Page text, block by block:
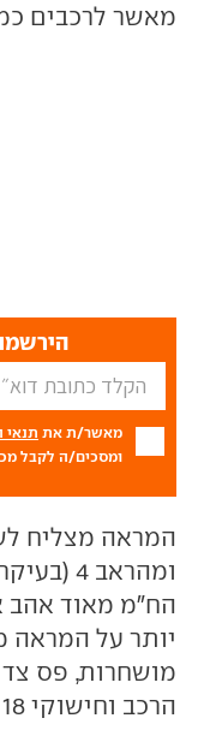
מאשר לרכבים
מאשר/ת את תנאי
ומסכים/ה לקבל
המראה מצליח
הח"מ מאוד אהב
יותר על המראה
מושחרות, פס
הרכב וחישוקי 18 אינץ' עצומים (שלא יגיעו לישראל).